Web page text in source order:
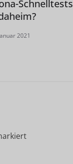
Schnelltests
2021